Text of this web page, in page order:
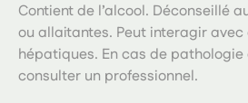
Contient de l’alcool. Déconseillé
ou allaitantes. Peut interagir
hépatiques. En cas de
consulter un professionnel.